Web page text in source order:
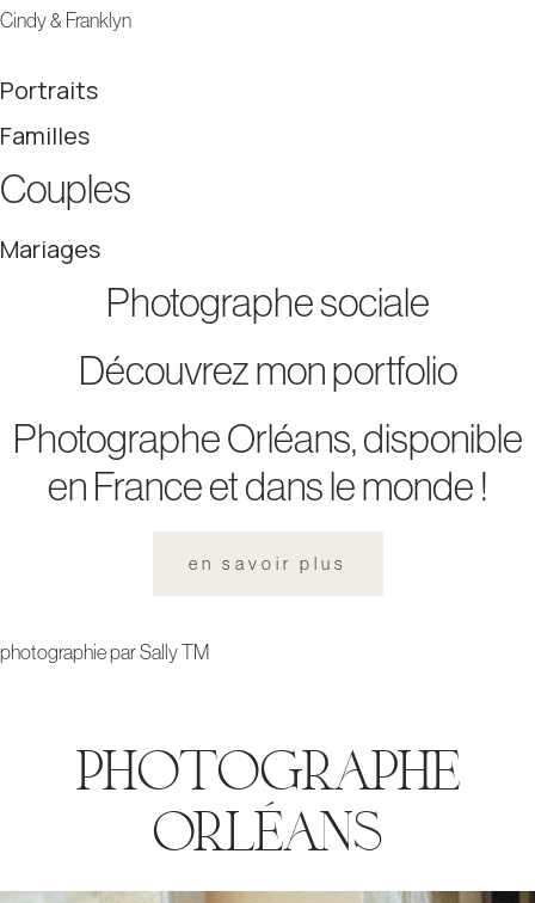
Cindy & Franklyn
Portraits
Familles
Couples
Mariages
Photographe sociale
Découvrez mon portfolio
Photographe Orléans, disponible
en France et dans le monde !
en savoir plus
photographie par Sally TM
photographe
orléans